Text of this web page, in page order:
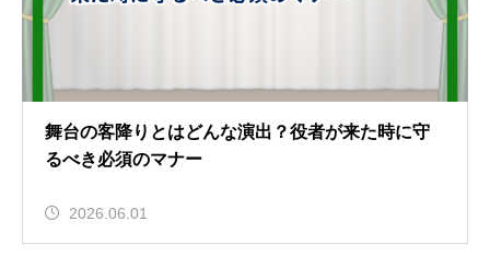
舞台の客降りとはどんな演出？役者が来た時に守
るべき必須のマナー
2026.06.01